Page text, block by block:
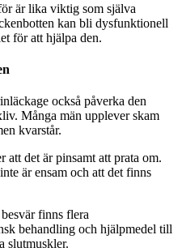
är lika viktig som själva
kan bli dysfunktionell
för att hjälpa den.
också påverka den
Många män upplever skam
kvarstår.
det är pinsamt att prata om.
är ensam och att det finns
finns flera
behandling och hjälpmedel till
slutmuskler.